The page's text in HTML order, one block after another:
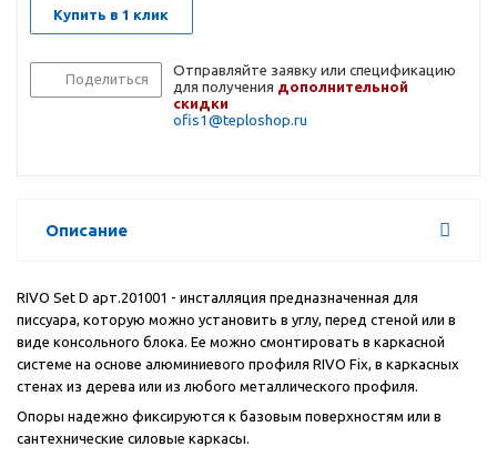
Купить в 1 клик
Поделиться
Отправляйте заявку или спецификацию
для получения дополнительной
скидки
ofis1@teploshop.ru
Описание
RIVO Set D арт.201001 - инсталляция предназначенная для
писсуара, которую можно установить в углу, перед стеной или в
виде консольного блока. Ее можно смонтировать в каркасной
системе на основе алюминиевого профиля RIVO Fix, в каркасных
стенах из дерева или из любого металлического профиля.
Опоры надежно фиксируются к базовым поверхностям или в
сантехнические силовые каркасы.